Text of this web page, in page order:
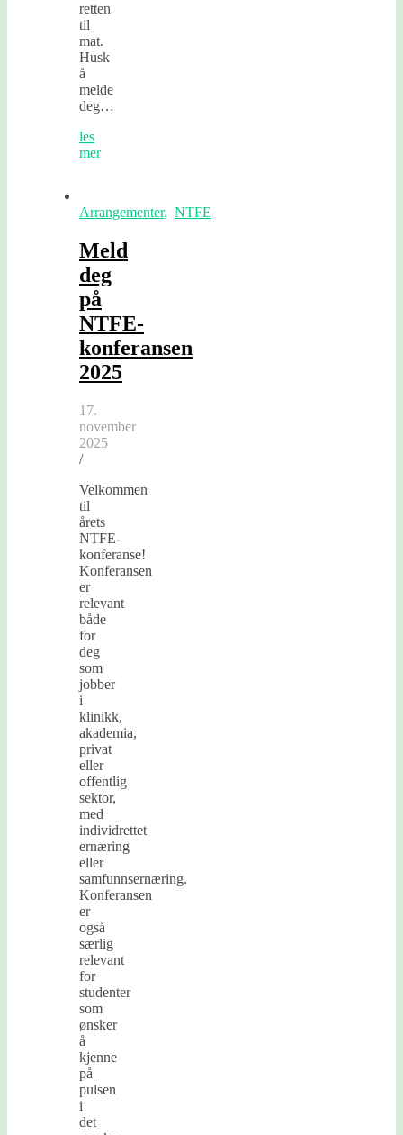
retten
til
mat.
Husk
å
melde
deg…
les
mer
Arrangementer, NTFE
Meld
deg
på
NTFE-
konferansen
2025
17.
november
2025
/
Velkommen
til
årets
NTFE-
konferanse!
Konferansen
er
relevant
både
for
deg
som
jobber
i
klinikk,
akademia,
privat
eller
offentlig
sektor,
med
individrettet
ernæring
eller
samfunnsernæring.
Konferansen
er
også
særlig
relevant
for
studenter
som
ønsker
å
kjenne
på
pulsen
i
det